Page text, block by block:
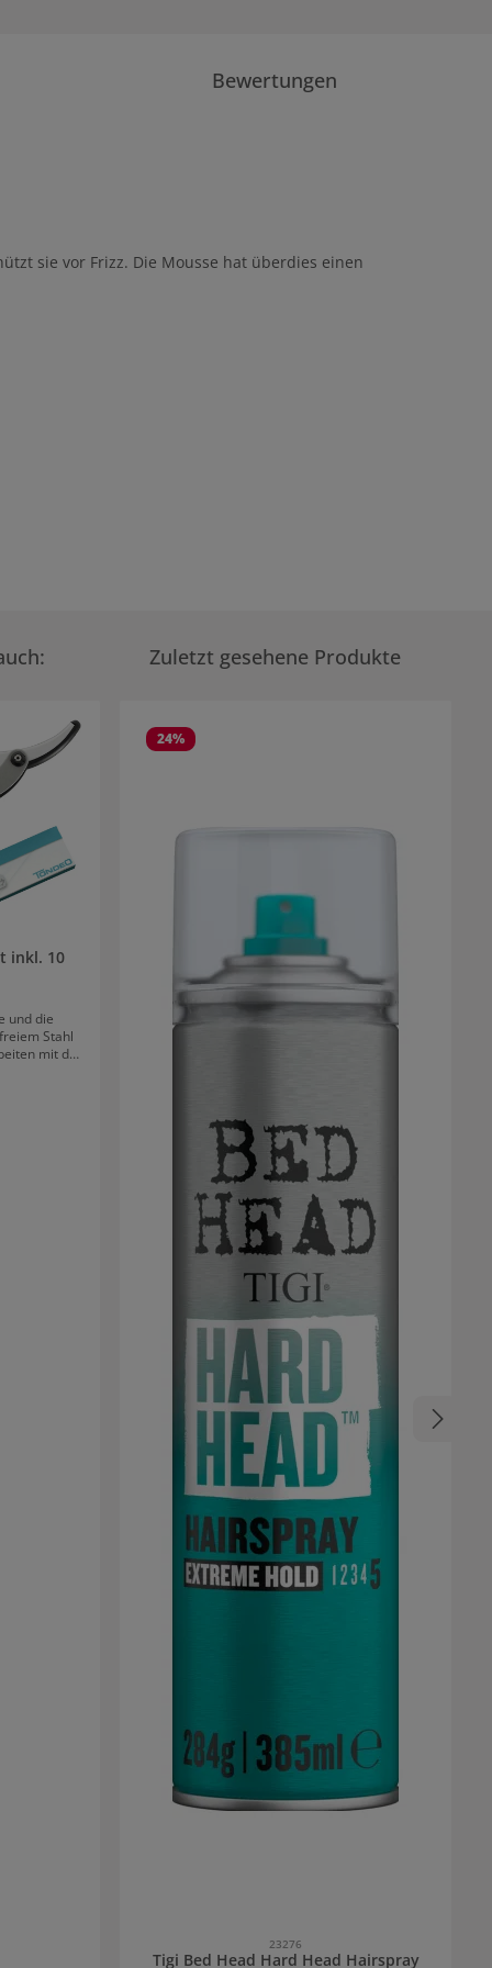
Bewertungen
sie vor Frizz. Die Mousse hat überdies einen
Zuletzt gesehene Produkte
inkl. 10
und die
Stahl
mit der
24%
23276
Tigi Bed Head Hard Head Hairspray